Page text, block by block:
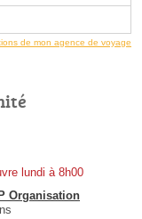
de mon agence de voyage
lundi à 8h00
Organisation